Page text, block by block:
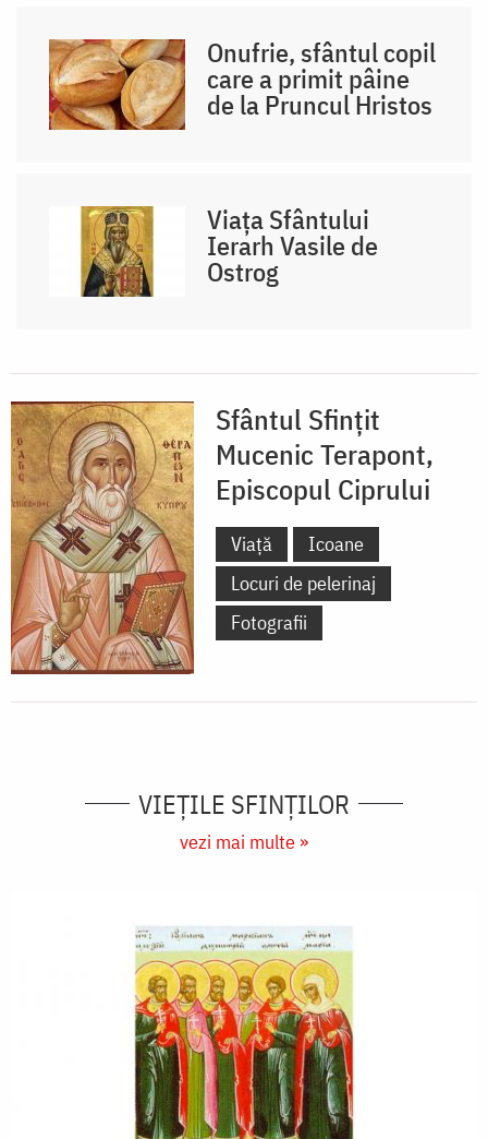
Onufrie, sfântul copil
care a primit pâine
de la Pruncul Hristos
Viața Sfântului
Ierarh Vasile de
Ostrog
Sfântul Sfințit
Mucenic Terapont,
Episcopul Ciprului
Viață
Icoane
Locuri de pelerinaj
Fotografii
VIEŢILE SFINŢILOR
vezi mai multe »